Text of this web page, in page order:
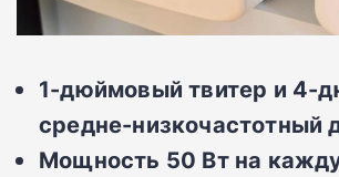
1-дюймовый твитер и 4-
средне-низкочастотный
Мощность 50 Вт на